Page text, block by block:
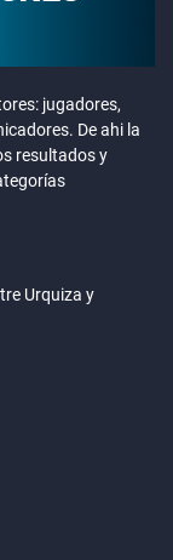
jugadores,
De ahi la
resultados y
Urquiza y